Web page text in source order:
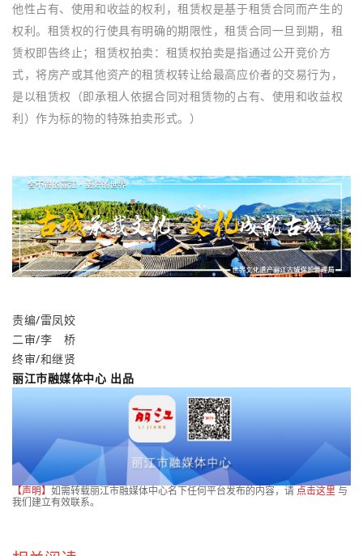
他性占有、使用和收益的权利，租赁权是基于租赁合同而产生的
权利。租赁权的行使具有明确的期限性，租赁合同一旦到期，租
赁权即告终止；租赁权拍卖：租赁权拍卖是指通过公开竞价方
式，将房产或其他资产的租赁权转让给最高应价者的交易行为‌，
是以租赁权（即承租人依据合同对租赁物的占有、使用和收益权
利）作为标的物的特殊拍卖形式。）
责编/雷凤姣
二审/李 桥
终审/和继贤
丽江市融媒体中心 出品
【声明】 如需转载丽江市融媒体中心名下任何平台发布的内容，请 点击这里 与
我们建立有效联系。